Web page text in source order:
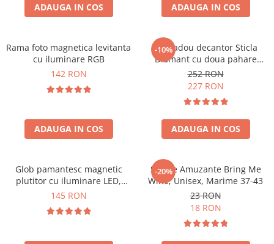
Cadouri Fete
Cadouri Haioase
Cadouri de Casa Noua
Cadouri Majorat
Cadouri pentru Bunici
Cadouri pentru Prieteni
Cel ce are tot
Cadouri Nunta si Cununie civila
Cani si Termosuri
Produse pentru Calatorie
Seturi de caligrafie
Cadouri Sfantul Alexandru
Cadouri Constantin si Elena
Cadouri Sfanta Maria
Cadouri Sfintii Mihail si Gavriil
ADAUGA IN COS ADAUGA IN COS
Rama foto magnetica levitanta
cu iluminare RGB
142 RON
ADAUGA IN COS
-10%
Set cadou decantor Sticla
Diamant cu doua pahare
Deluxe
252 RON
227 RON
ADAUGA IN COS
Glob pamantesc magnetic
plutitor cu iluminare LED,
Forma C
145 RON
-20%
Sosete Amuzante Bring Me
Wine, Unisex, Marime 37-43
23 RON
18 RON